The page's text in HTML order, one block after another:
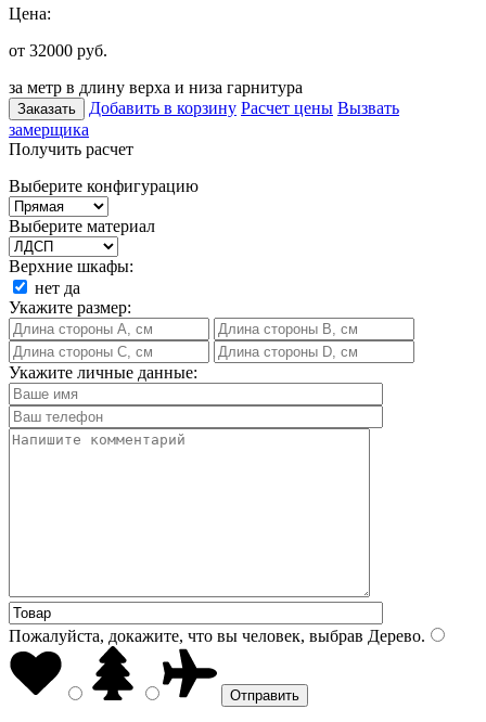
Цена:
от 32000 руб.
за метр в длину верха и низа гарнитура
Заказать Добавить в корзину Расчет цены Вызвать
замерщика
Получить расчет
Выберите конфигурацию
Выберите материал
Верхние шкафы:
нет да
Укажите размер:
Укажите личные данные:
Пожалуйста, докажите, что вы человек, выбрав Дерево.